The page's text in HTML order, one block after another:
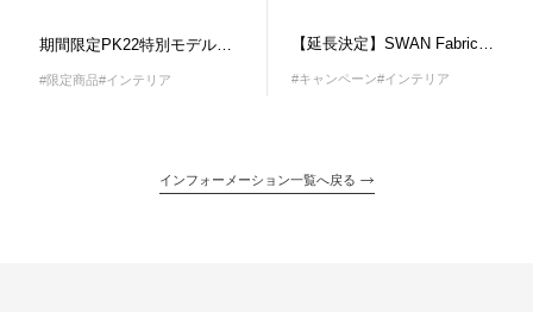
期間限定PK22特別モデル「リネン」
#限定商品#インテリア
【延長決定】SWAN Fabric Campaign
#キャンペーン#インテリア
インフォーメーション一覧へ戻る